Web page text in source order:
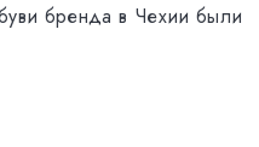
бренда в Чехии были